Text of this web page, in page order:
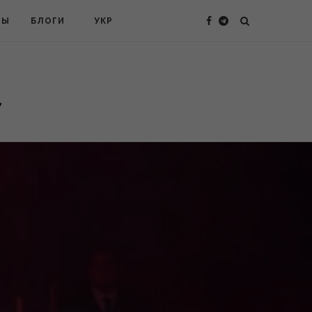
БЛОГИ УКР